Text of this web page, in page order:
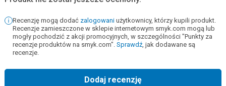
Recenzję mogą dodać zalogowani użytkownicy, którzy kupili produkt.
Recenzje zamieszczone w sklepie internetowym smyk.com mogą lub
mogły pochodzić z akcji promocyjnych, w szczególności "Punkty za
recenzje produktów na smyk.com". Sprawdź, jak dodawane są
recenzje.
Dodaj recenzję